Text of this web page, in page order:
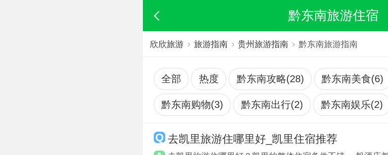
黔东南旅游住宿
欣欣旅游 旅游指南 贵州旅游指南 黔东南旅游指南
全部 热度 黔东南攻略(28) 黔东南美食(6)
黔东南购物(3) 黔东南出行(2) 黔东南娱乐(2)
去凯里旅游住哪里好_凯里住宿推荐